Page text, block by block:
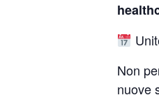
Non
nuove